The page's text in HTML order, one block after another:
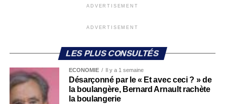
ADVERTISEMENT
ADVERTISEMENT
LES PLUS CONSULTÉS
ECONOMIE Il y a 1 semaine
Désarçonné par le « Et avec ceci ? » de
la boulangère, Bernard Arnault rachète
la boulangerie